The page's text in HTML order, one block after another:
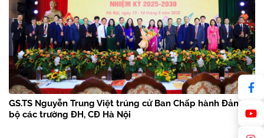
GS.TS Nguyễn Trung Việt trúng cử Ban Chấp hành Đảng
bộ các trường ĐH, CĐ Hà Nội